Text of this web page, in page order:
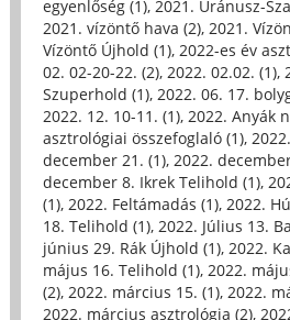
egyenlőség (1), 2021. Uránusz-
2021. vízöntő hava (2), 2021.
Vízöntő Újhold (1), 2022-es év
02. 02-20-22. (2), 2022. 02.02. (1),
Szuperhold (1), 2022. 06. 17.
2022. 12. 10-11. (1), 2022. Anyák
asztrológiai összefoglaló (1),
december 21. (1), 2022.
december 8. Ikrek Telihold (1),
(1), 2022. Feltámadás (1), 2022.
18. Telihold (1), 2022. Július 13.
június 29. Rák Újhold (1), 2022.
május 16. Telihold (1), 2022.
(2), 2022. március 15. (1), 2022.
2022. március asztrológia (2),